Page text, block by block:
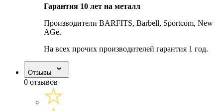
Гарантия 10 лет на металл
Производители BARFITS, Barbell, Sportcom, New
AGe.
На всех прочих производителей гарантия 1 год.
Отзывы
0 отзывов